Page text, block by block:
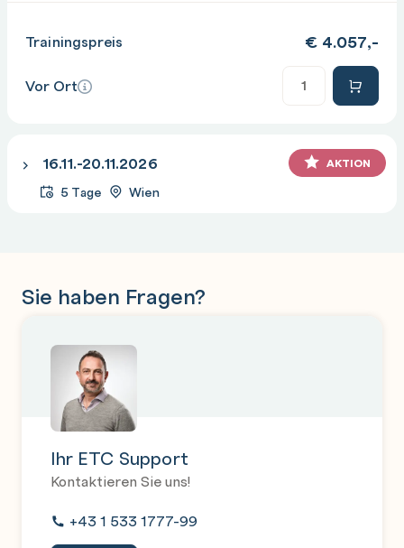
Trainingspreis € 4.057,-
Vor Ort
16.11.-20.11.2026 AKTION
5 Tage Wien
Sie haben Fragen?
Ihr ETC Support
Kontaktieren Sie uns!
+43 1 533 1777-99